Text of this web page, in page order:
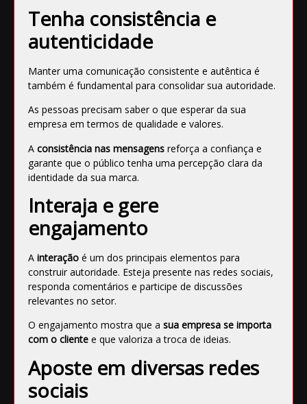
Tenha consistência e
autenticidade
Manter uma comunicação consistente e autêntica é
também é fundamental para consolidar sua autoridade.
As pessoas precisam saber o que esperar da sua
empresa em termos de qualidade e valores.
A consistência nas mensagens reforça a confiança e
garante que o público tenha uma percepção clara da
identidade da sua marca.
Interaja e gere
engajamento
A interação é um dos principais elementos para
construir autoridade. Esteja presente nas redes sociais,
responda comentários e participe de discussões
relevantes no setor.
O engajamento mostra que a sua empresa se importa
com o cliente e que valoriza a troca de ideias.
Aposte em diversas redes
sociais